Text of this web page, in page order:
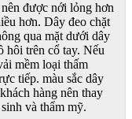
được nới lỏng hơn
hơn. Dây đeo chặt
qua mặt dưới dây
hôi trên cổ tay. Nếu
mềm loại thấm
tiếp. màu sắc dây
hàng nên thay
và thẩm mỹ.